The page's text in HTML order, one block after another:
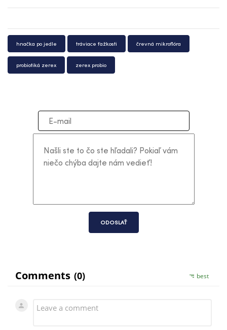
hnačka po jedle tráviace ťažkosti črevná mikroflóra
probiotiká zerex zerex probio
ODOSLAŤ